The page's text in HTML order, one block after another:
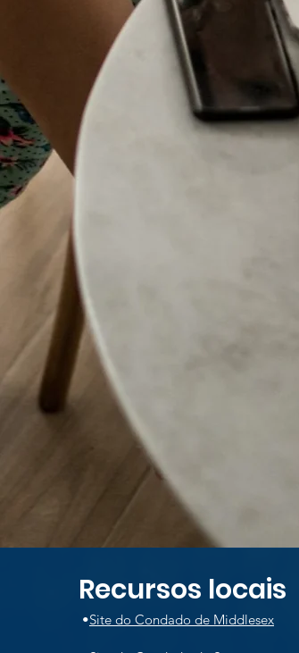
Recursos locais
•Site do Condado de Middlesex